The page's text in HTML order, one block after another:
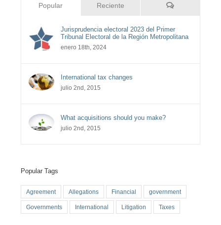
Popular Reciente Comentarios
Jurisprudencia electoral 2023 del Primer
Tribunal Electoral de la Región Metropolitana
enero 18th, 2024
International tax changes
julio 2nd, 2015
What acquisitions should you make?
julio 2nd, 2015
Popular Tags
Agreement Allegations Financial government
Governments International Litigation Taxes